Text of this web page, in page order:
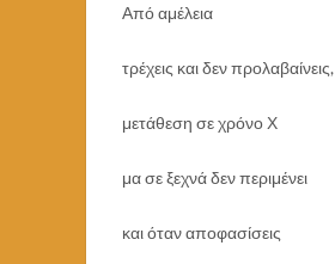
Από αμέλεια
τρέχεις και δεν προλαβαίνεις,
μετάθεση σε χρόνο Χ
μα σε ξεχνά δεν περιμένει
και όταν αποφασίσεις